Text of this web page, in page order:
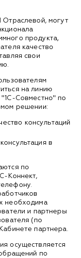
Отраслевой, могут
продукта,
качество
свои
на линию
"1С-Совместно" по
решении:
консультаций
в
по
Коннект,
необходима
и партнеры
(по
партнера.
осуществляется
по